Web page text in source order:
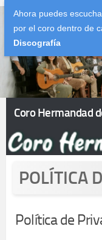
Ahora puedes
por el coro dentro de
Discografía
Saltar al contenido
Coro Hermandad
POLÍTICA
Política de